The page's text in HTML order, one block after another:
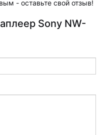
- оставьте свой отзыв!
Sony NW-